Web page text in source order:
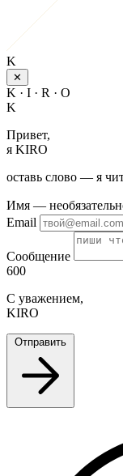
K
✕
K · I · R · O
K
Привет,
я KIRO
оставь слово — я
Имя —
Email
Сообщение
600
С уважением,
KIRO
Отправить